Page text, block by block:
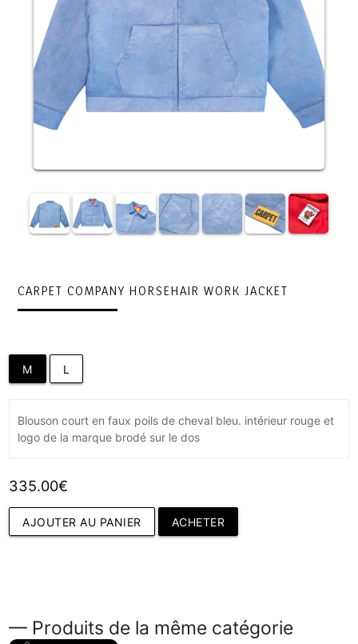
CARPET COMPANY HORSEHAIR WORK JACKET
M L
Blouson court en faux poils de cheval bleu. intérieur rouge et
logo de la marque brodé sur le dos
335.00€
AJOUTER AU PANIER ACHETER
— Produits de la même catégorie